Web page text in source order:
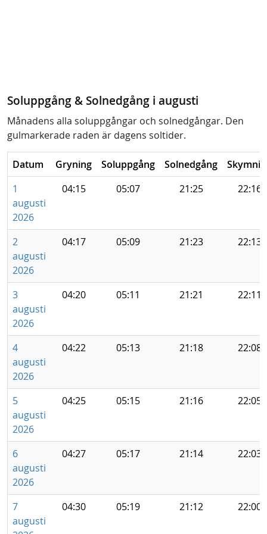
Soluppgång & Solnedgång i augusti
Månadens alla soluppgångar och solnedgångar. Den
gulmarkerade raden är dagens soltider.
Datum Gryning Soluppgång Solnedgång
1
augusti
2026
04:15 05:07 21:25 22:16
2
augusti
2026
04:17 05:09 21:23 22:13
3
augusti
2026
04:20 05:11 21:21 22:11
4
augusti
2026
04:22 05:13 21:18 22:08
5
augusti
2026
04:25 05:15 21:16 22:05
6
augusti
2026
04:27 05:17 21:14 22:03
7
augusti
04:30 05:19 21:12 22:00